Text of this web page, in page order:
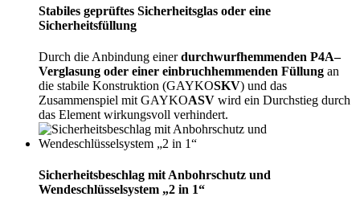
Stabiles geprüftes Sicher­heitsglas oder eine
Sicherheitsfüllung
Durch die Anbindung einerdurchwurfhemmenden P4A–
Verglasung oder einer einbruchhemmenden Füllung an
die stabile Konstruktion (GAYKOSKV) und das
Zusammenspiel mit GAYKOASV wird ein Durchstieg durch
das Element wirkungsvoll verhindert.
Sicherheitsbeschlag mit Anbohrschutz und
Wendeschlüsselsystem „2 in 1“